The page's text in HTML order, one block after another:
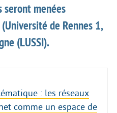
seront menées
de Rennes 1,
(LUSSI).
: les réseaux
comme un espace de